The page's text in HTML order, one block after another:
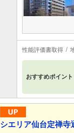
性能評価書取得
おすすめポイント
シエリア仙台定禅